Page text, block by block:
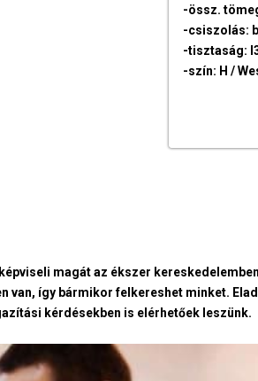
-össz.
-csiszolás:
-tisztaság:
-szín: H /
magát az ékszer
van, így bármikor felkereshet minket.
kérdésekben is elérhetőek leszünk.